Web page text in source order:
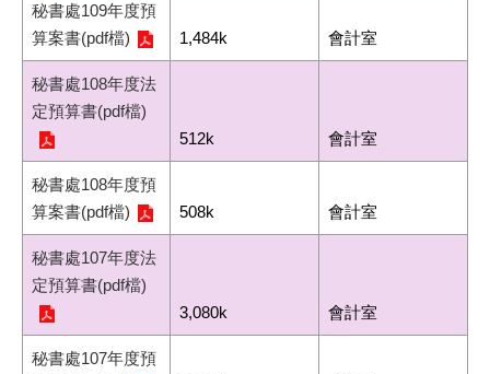
秘書處109年度預
算案書(pdf檔)
1,484k 會計室
秘書處108年度法
定預算書(pdf檔)
512k
會計室
秘書處108年度預
算案書(pdf檔)
508k 會計室
秘書處107年度法
定預算書(pdf檔)
3,080k
會計室
秘書處107年度預